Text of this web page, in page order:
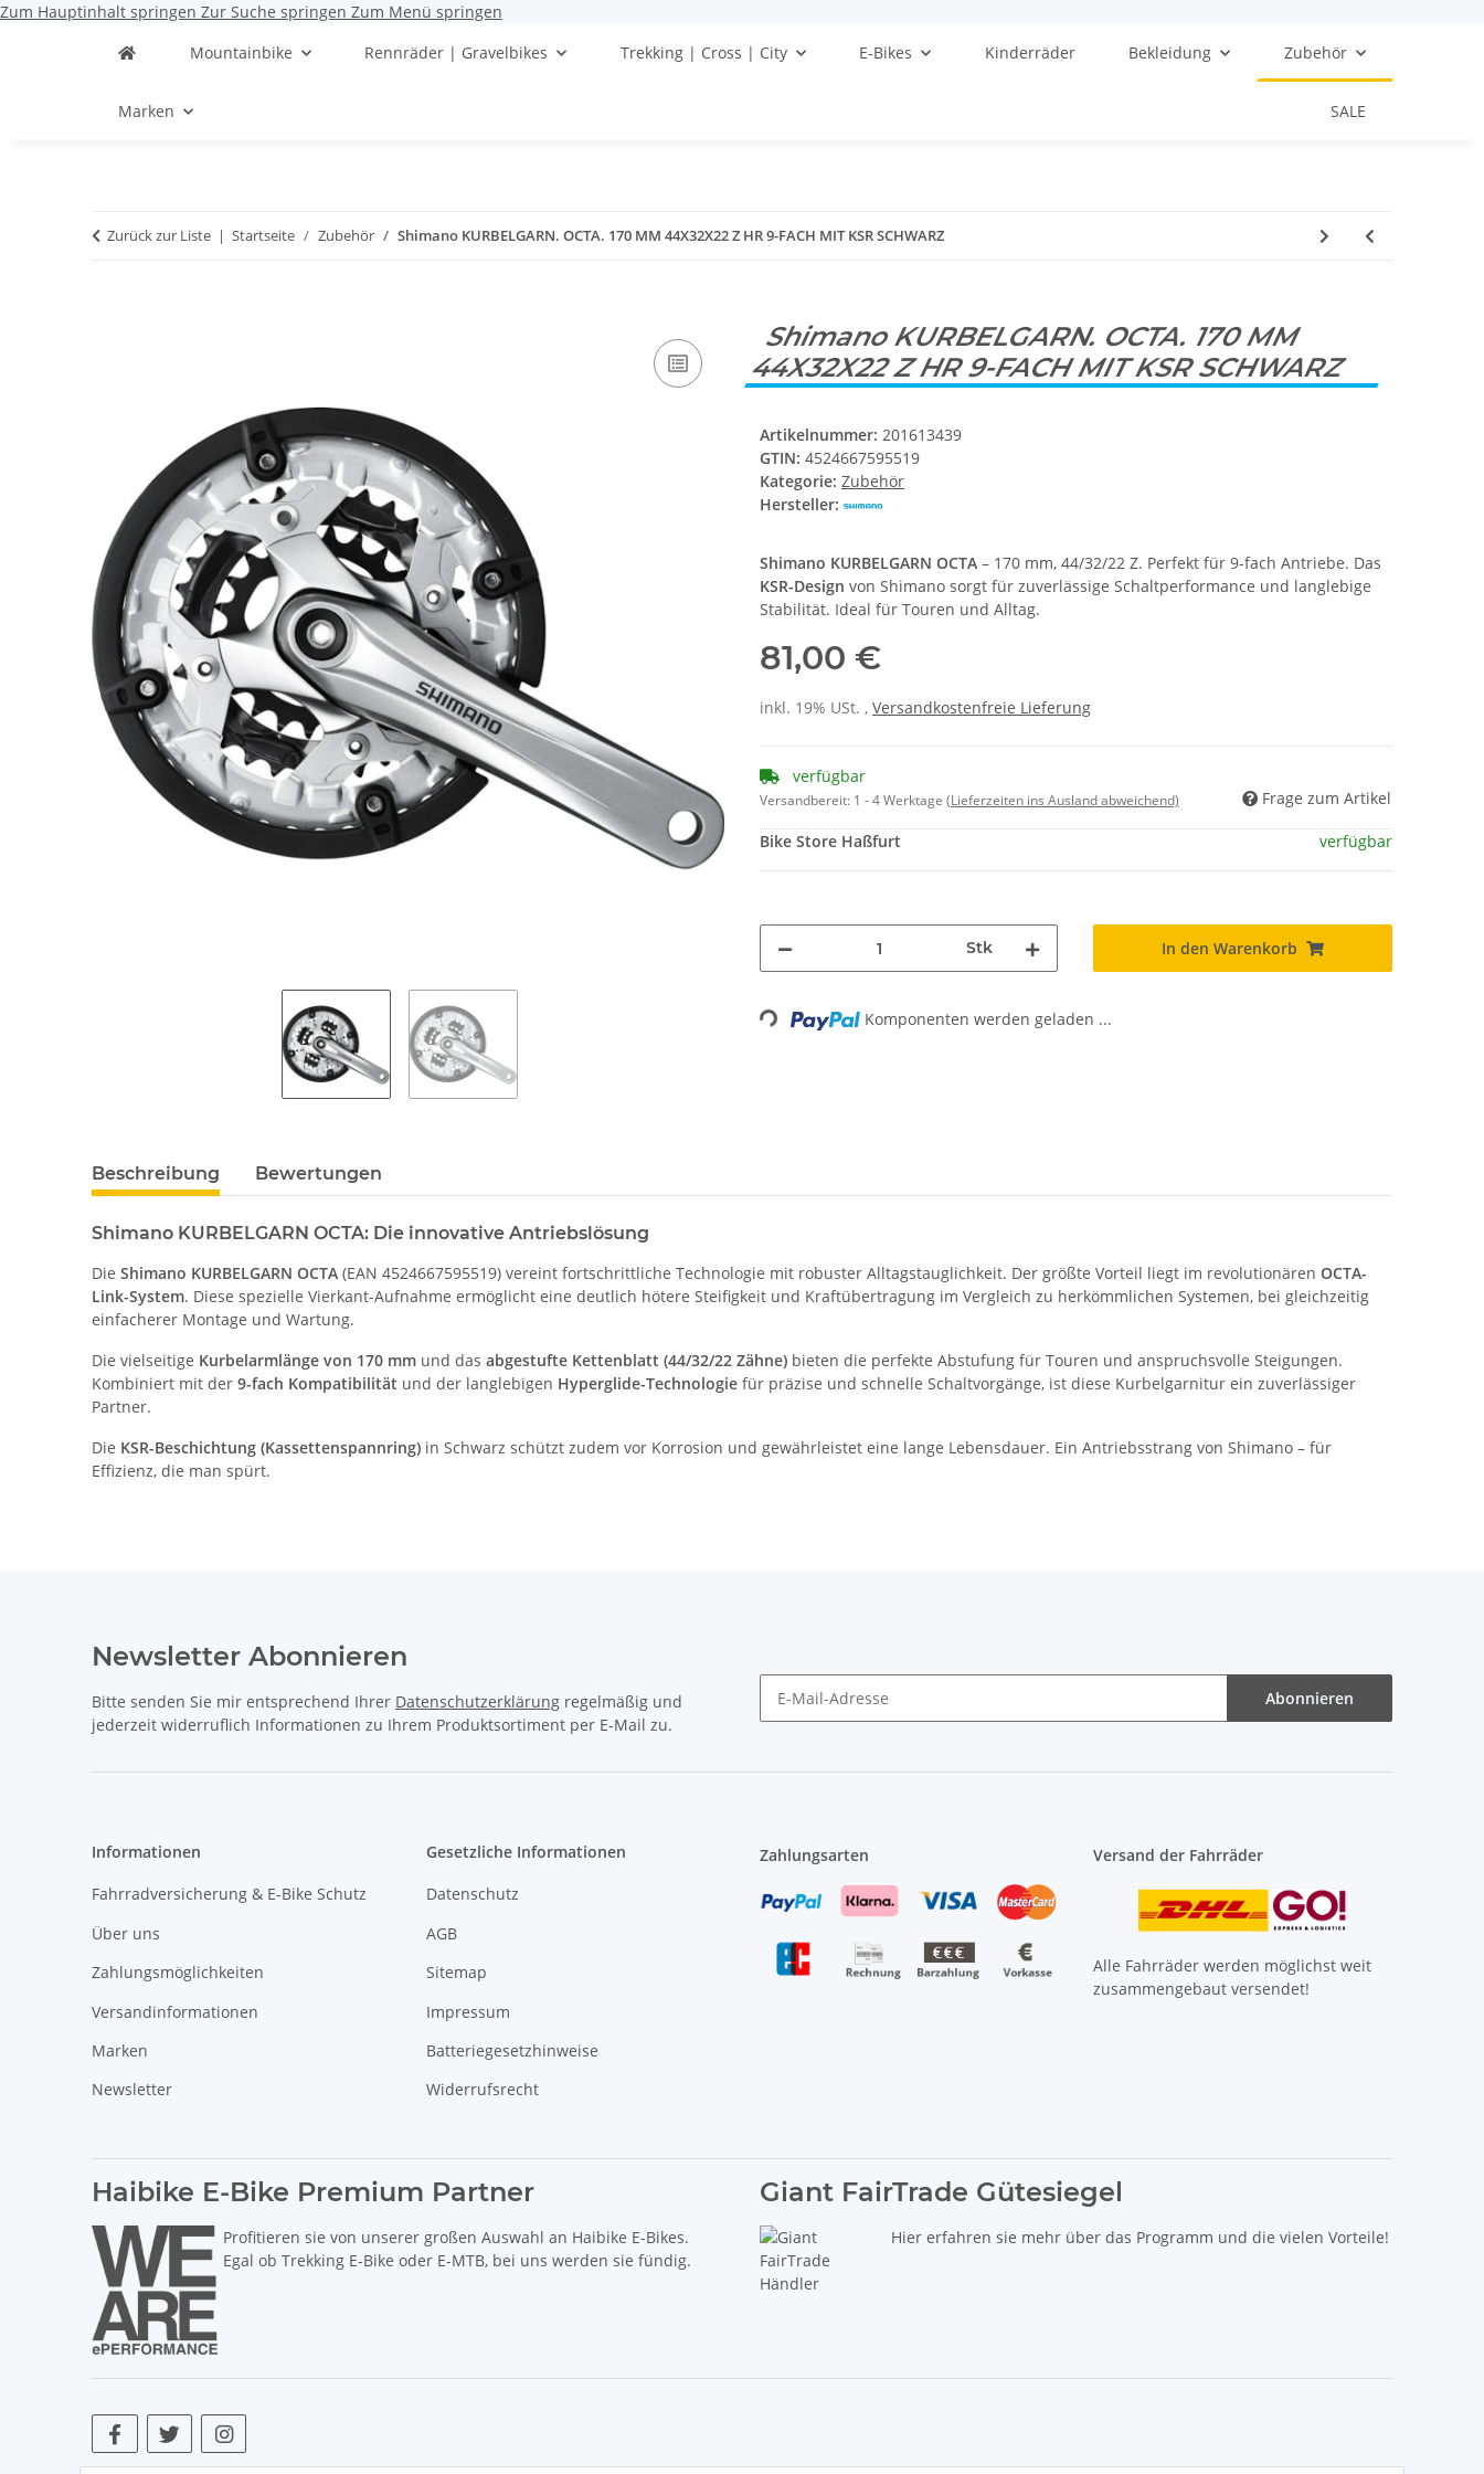
Zum Hauptinhalt springen Zur Suche springen Zum Menü springen
Mountainbike
Rennräder | Gravelbikes Trekking | Cross | City E-Bikes Kinderräder Bekleidung Zubehör
Marken SALE
Zurück zur Liste Startseite Zubehör Shimano KURBELGARN. OCTA. 170 MM 44X32X22 Z HR 9-FACH MIT KSR SCHWARZ
Shimano KURBELGARN. OCTA. 170 MM
44X32X22 Z HR 9-FACH MIT KSR SCHWARZ
Artikelnummer: 201613439
GTIN: 4524667595519
Kategorie: Zubehör
Hersteller:
Shimano KURBELGARN OCTA – 170 mm, 44/32/22 Z. Perfekt für 9-fach Antriebe. Das
KSR-Design von Shimano sorgt für zuverlässige Schaltperformance und langlebige
Stabilität. Ideal für Touren und Alltag.
81,00 €
inkl. 19% USt. , Versandkostenfreie Lieferung
verfügbar
Versandbereit: 1 - 4 Werktage (Lieferzeiten ins Ausland abweichend) Frage zum Artikel
Bike Store Haßfurt verfügbar
Stk In den Warenkorb
Loading... Komponenten werden geladen ...
Beschreibung Bewertungen
Shimano KURBELGARN OCTA: Die innovative Antriebslösung
DieShimano KURBELGARN OCTA (EAN 4524667595519) vereint fortschrittliche Technologie mit robuster Alltagstauglichkeit. Der größte Vorteil liegt im revolutionärenOCTA-
Link-System. Diese spezielle Vierkant-Aufnahme ermöglicht eine deutlich hötere Steifigkeit und Kraftübertragung im Vergleich zu herkömmlichen Systemen, bei gleichzeitig
einfacherer Montage und Wartung.
Die vielseitige Kurbelarmlänge von 170 mm und dasabgestufte Kettenblatt (44/32/22 Zähne) bieten die perfekte Abstufung für Touren und anspruchsvolle Steigungen.
Kombiniert mit der9-fach Kompatibilität und der langlebigen Hyperglide-Technologie für präzise und schnelle Schaltvorgänge, ist diese Kurbelgarnitur ein zuverlässiger
Partner.
Die KSR-Beschichtung (Kassettenspannring) in Schwarz schützt zudem vor Korrosion und gewährleistet eine lange Lebensdauer. Ein Antriebsstrang von Shimano – für
Effizienz, die man spürt.
Newsletter Abonnieren
Bitte senden Sie mir entsprechend Ihrer Datenschutzerklärung regelmäßig und
jederzeit widerruflich Informationen zu Ihrem Produktsortiment per E-Mail zu.
Abonnieren
Informationen
Fahrradversicherung & E-Bike Schutz
Über uns
Zahlungsmöglichkeiten
Versandinformationen
Marken
Newsletter
Gesetzliche Informationen
Datenschutz
AGB
Sitemap
Impressum
Batteriegesetzhinweise
Widerrufsrecht
Zahlungsarten Versand der Fahrräder
Alle Fahrräder werden möglichst weit
zusammengebaut versendet!
Haibike E-Bike Premium Partner
Profitieren sie von unserer großen Auswahl an Haibike E-Bikes.
Egal ob Trekking E-Bike oder E-MTB, bei uns werden sie fündig.
Giant FairTrade Gütesiegel
Hier erfahren sie mehr über das Programm und die vielen Vorteile!